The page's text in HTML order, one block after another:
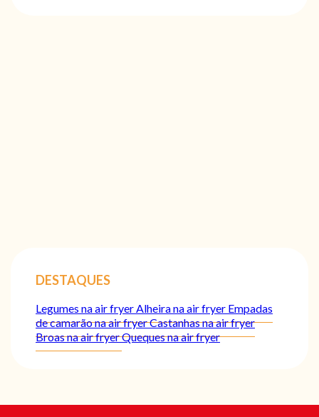
DESTAQUES
Legumes na air fryerAlheira na air fryer Empadas
de camarão na air fryerCastanhas na air fryer
Broas na air fryerQueques na air fryer